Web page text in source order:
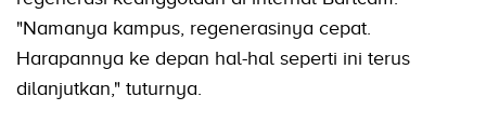
"Namanya kampus, regenerasinya cepat.
Harapannya ke depan hal-hal seperti ini terus
dilanjutkan," tuturnya.